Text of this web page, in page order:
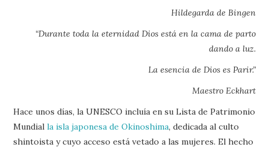
Hildegarda de Bingen
“Durante toda la eternidad Dios está en la cama de parto
dando a luz.
La esencia de Dios es Parir.”
Maestro Eckhart
Hace unos días, la UNESCO incluía en su Lista de Patrimonio
Mundialla isla japonesa de Okinoshima, dedicada al culto
shintoista y cuyo acceso está vetado a las mujeres. El hecho